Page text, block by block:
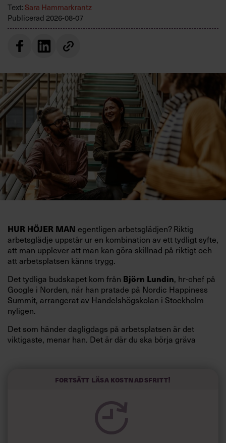
Text: Sara Hammarkrantz
Publicerad 2026-08-07
HUR HÖJER MAN egentligen arbetsglädjen? Riktig
arbetsglädje uppstår ur en kombination av ett tydligt syfte,
att man upplever att man kan göra skillnad på riktigt och
att arbetsplatsen känns trygg.
Det tydliga budskapet kom från Björn Lundin, hr-chef på
Google i Norden, när han pratade på Nordic Happiness
Summit, arrangerat av Handelshögskolan i Stockholm
nyligen.
Det som händer dagligdags på arbetsplatsen är det
viktigaste, menar han. Det är där du ska börja gräva
och höjt arbetsglädjen på Google:
Fortsätt läsa kostnadsfritt!